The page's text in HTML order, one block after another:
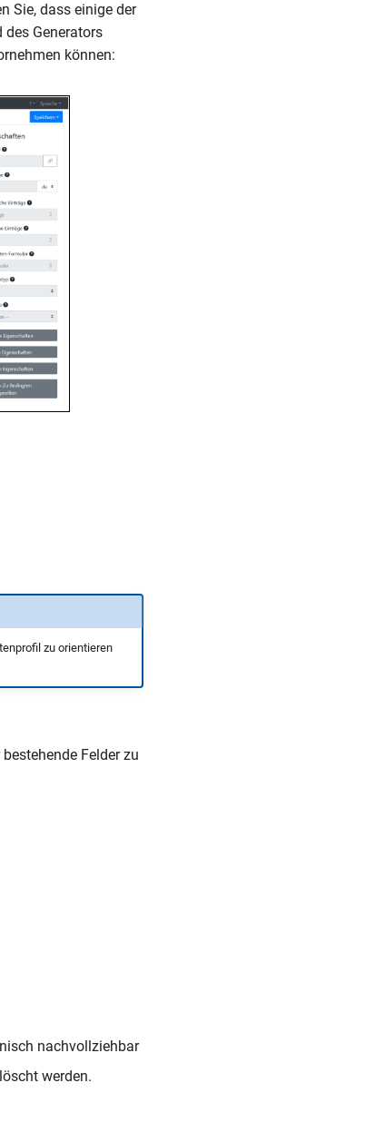
Sie, dass einige der
Generators
können:
zu orientieren
Felder zu
nachvollziehbar
werden.